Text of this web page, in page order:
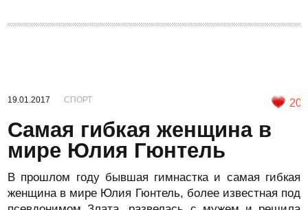
19.01.2017 СПОРТ 20
Самая гибкая женщина в
мире Юлия Гюнтель
В прошлом году бывшая гимнастка и самая гибкая
женщина в мире Юлия Гюнтель, более известная под